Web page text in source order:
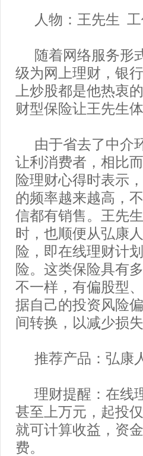
人物：王先生
随着网络服务形
级为网上理财，银
上炒股都是他热衷
财型保险让王先生
由于省去了中介
让利消费者，相比
险理财心得时表示
的频率越来越高，
信都有销售。王先
时，也顺便从弘康
险，即在线理财计
险。这类保险具有
不一样，有偏股型
据自己的投资风险
间转换，以减少损
推荐产品：弘康
理财提醒：在线
甚至上万元，起投
就可计算收益，资
费。